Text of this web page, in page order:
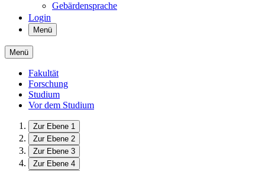
Gebärdensprache
Login
Menü
Menü
Fakultät
Forschung
Studium
Vor dem Studium
Zur Ebene 1
Zur Ebene 2
Zur Ebene 3
Zur Ebene 4